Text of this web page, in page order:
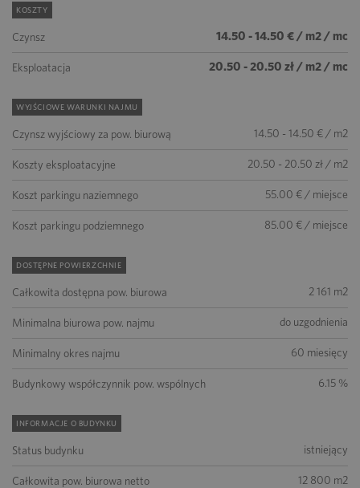
KOSZTY
Czynsz 14.50 - 14.50 € / m2 / mc
Eksploatacja 20.50 - 20.50 zł / m2 / mc
WYJŚCIOWE WARUNKI NAJMU
Czynsz wyjściowy za pow. biurową 14.50 - 14.50 € / m2
Koszty eksploatacyjne 20.50 - 20.50 zł / m2
Koszt parkingu naziemnego 55.00 € / miejsce
Koszt parkingu podziemnego 85.00 € / miejsce
DOSTĘPNE POWIERZCHNIE
Całkowita dostępna pow. biurowa 2 161 m2
Minimalna biurowa pow. najmu do uzgodnienia
Minimalny okres najmu 60 miesięcy
Budynkowy współczynnik pow. wspólnych 6.15 %
INFORMACJE O BUDYNKU
Status budynku istniejący
Całkowita pow. biurowa netto 12 800 m2